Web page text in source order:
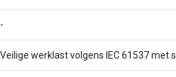
-
Veilige werklast volgens IEC 61537 met